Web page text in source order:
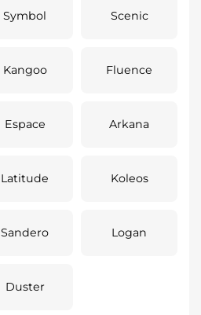
Symbol Scenic
Kangoo Fluence
Espace Arkana
Latitude Koleos
Sandero Logan
Duster